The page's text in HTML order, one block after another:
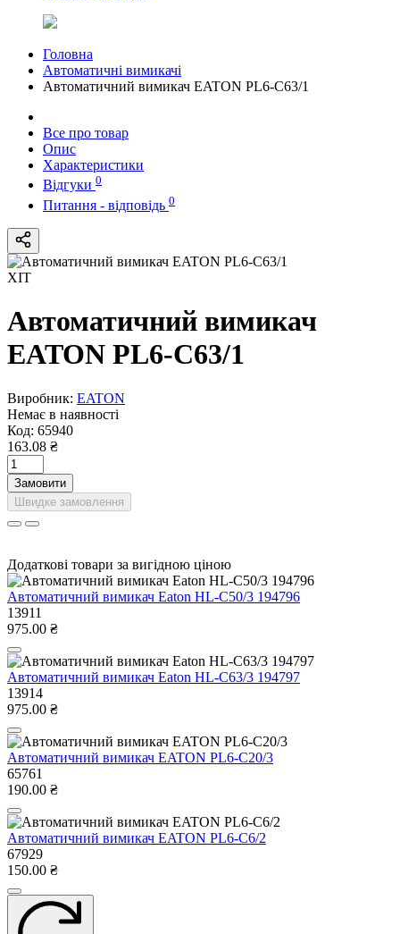
Головна
Автоматичні вимикачі
Автоматичний вимикач EATON PL6-C63/1
Все про товар
Опис
Характеристики
Відгуки 0
Питання - відповідь 0
ХІТ
Автоматичний вимикач
EATON PL6-C63/1
Виробник: EATON
Немає в наявності
Код: 65940
163.08 ₴
Замовити
Швидке замовлення
Додаткові товари за вигідною ціною
Автоматичний вимикач Eaton HL-C50/3 194796
13911
975.00 ₴
Автоматичний вимикач Eaton HL-C63/3 194797
13914
975.00 ₴
Автоматичний вимикач EATON PL6-C20/3
65761
190.00 ₴
Автоматичний вимикач EATON PL6-C6/2
67929
150.00 ₴